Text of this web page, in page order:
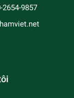
2654-9857